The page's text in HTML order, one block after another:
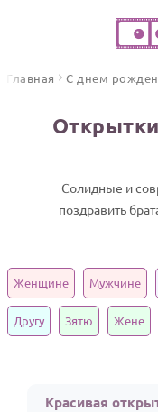
Видео
Песни
Стихи и тексты
ПРАЗДНИКИ
Свадьба
ИНСТРУМЕНТЫ
ЦЕНЫ
Главная С днем
Солидные и
поздравить
Женщине Мужчине
Другу Зятю Жене
Красивая